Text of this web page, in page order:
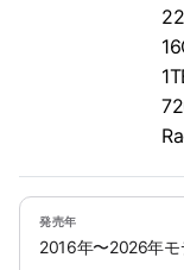
発売年
2016年〜2026年モ